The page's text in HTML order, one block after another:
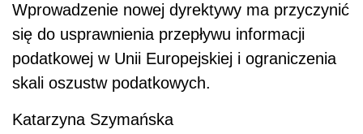
Wprowadzenie nowej dyrektywy ma przyczynić
się do usprawnienia przepływu informacji
podatkowej w Unii Europejskiej i ograniczenia
skali oszustw podatkowych.
Katarzyna Szymańska